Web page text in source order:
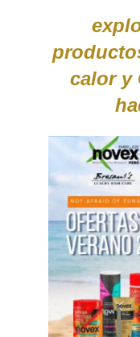
calor y